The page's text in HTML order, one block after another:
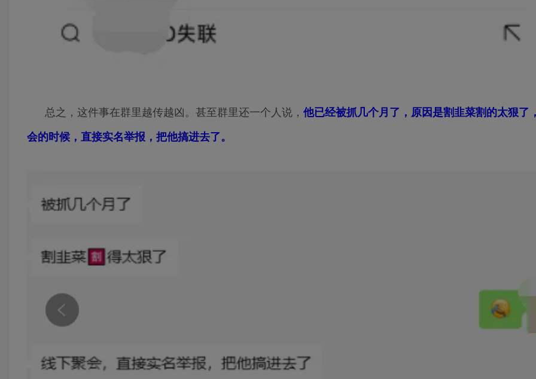
总之，这件事在群里越传越凶。甚至群里还一个人说， 他已经被抓几个月了，原因是割韭菜割的太狠了
会的时候，直接实名举报，把他搞进去了。